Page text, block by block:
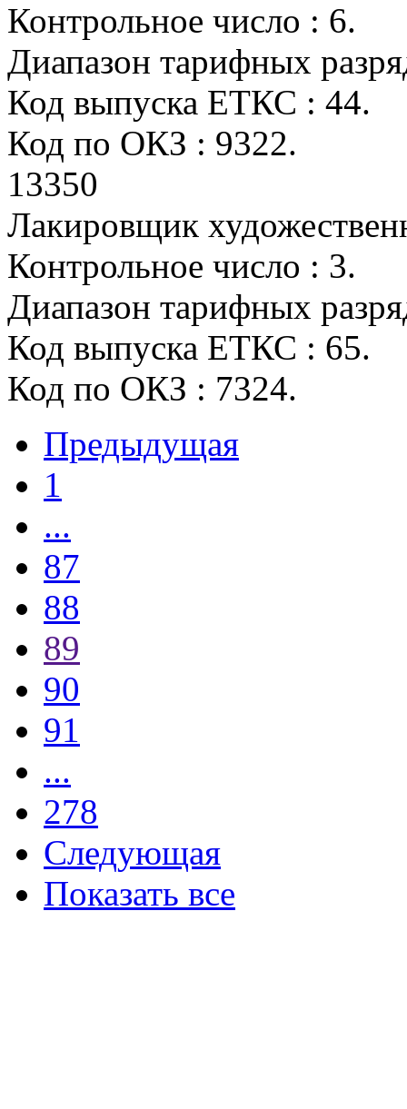
Контрольное число : 6.
Диапазон тарифных
Код выпуска ЕТКС : 44.
Код по ОКЗ : 9322.
13350
Лакировщик
Контрольное число : 3.
Диапазон тарифных
Код выпуска ЕТКС : 65.
Код по ОКЗ : 7324.
Предыдущая
1
...
87
88
89
90
91
...
278
Следующая
Показать все